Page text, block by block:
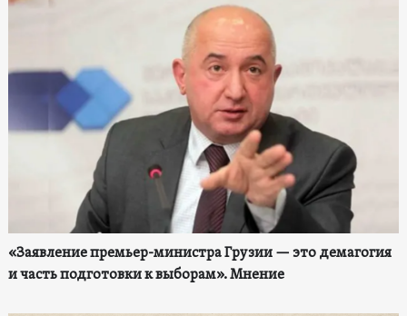
«Заявление премьер-министра Грузии — это демагогия
и часть подготовки к выборам». Мнение